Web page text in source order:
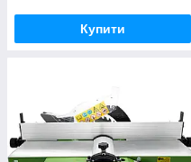
Купити